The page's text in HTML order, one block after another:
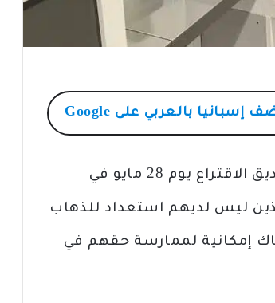
إسبانيا بالعربي على Google
إلى صناديق الاقتراع يوم 28 مايو في
ليس لديهم استعداد للذهاب
إمكانية لممارسة حقهم في